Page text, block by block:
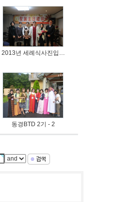
2013년 세례식사진입…
동경BTD 2기 - 2